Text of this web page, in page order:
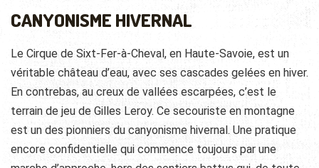
CANYONISME HIVERNAL
Le Cirque de Sixt-Fer-à-Cheval, en Haute-Savoie, est un
véritable château d’eau, avec ses cascades gelées en hiver.
En contrebas, au creux de vallées escarpées, c’est le
terrain de jeu de Gilles Leroy. Ce secouriste en montagne
est un des pionniers du canyonisme hivernal. Une pratique
encore confidentielle qui commence toujours par une